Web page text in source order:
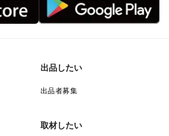
出品したい
出品者募集
取材したい